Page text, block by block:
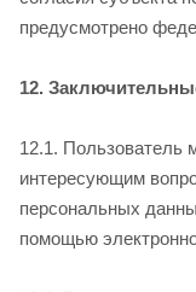
предусмотрено
12.
12.1. Пользователь
интересующим
персональных
помощью